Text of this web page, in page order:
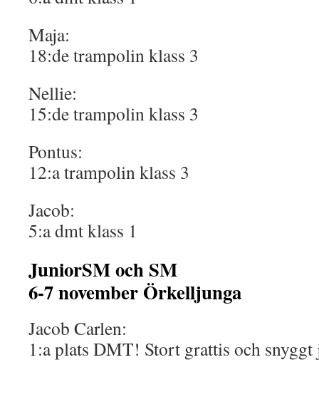
Maja:
18:de trampolin klass 3
Nellie:
15:de trampolin klass 3
Pontus:
12:a trampolin klass 3
Jacob:
5:a dmt klass 1
JuniorSM och SM
6-7 november Örkelljunga
Jacob Carlen:
1:a plats DMT! Stort grattis och